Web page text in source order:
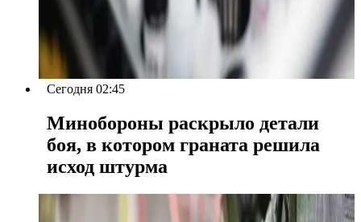
Сегодня 02:45
Минобороны раскрыло детали
боя, в котором граната решила
исход штурма